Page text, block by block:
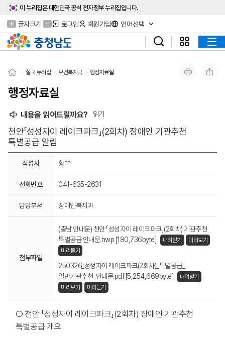
이 누리집은 대한민국 공식 전자정부 누리집입니다.
글자크기 로그인 회원가입 언어선택
실국 누리집 보건복지국 행정자료실
행정자료실
내용을 읽어드릴까요? 읽기
천안「성성자이 레이크파크」(2회차) 장애인 기관추천
특별공급 알림
작성자 황**
전화번호 041-635-2631
담당부서 장애인복지과
첨부파일
(충남 안내문) 천안 「성성자이 레이크파크」(2회차) 기관추천
특별공급 안내문.hwp [180,736byte]
내려받기
미리보기
미리듣기
250326_성성자이 레이크파크(2회차)_특별공급_
일반기관추천_안내문.pdf [5,254,669byte]
내려받기
미리보기
미리듣기
○ 천안 「성성자이 레이크파크」(2회차) 장애인 기관추천
특별공급 개요